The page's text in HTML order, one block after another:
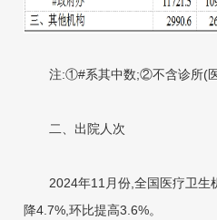
注:①#系其中数;②不含诊所(
二、出院人次
2024年11月份,全国医疗卫生
降4.7%,环比提高3.6%。